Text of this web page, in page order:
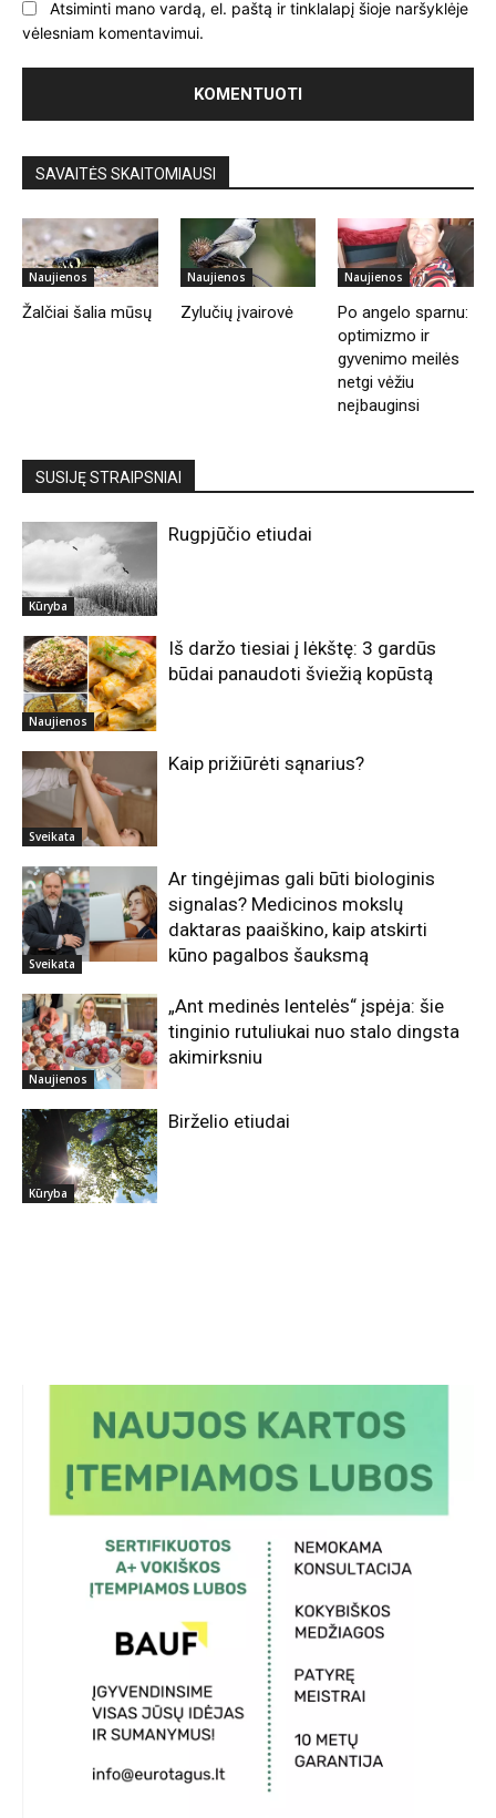
Atsiminti mano vardą, el. paštą ir tinklalapį šioje naršyklėje
vėlesniam komentavimui.
SAVAITĖS SKAITOMIAUSI
Naujienos
Žalčiai šalia mūsų
Naujienos
Zylučių įvairovė
Naujienos
Po angelo sparnu:
optimizmo ir
gyvenimo meilės
netgi vėžiu
neįbauginsi
SUSIJĘ STRAIPSNIAI
Kūryba
Rugpjūčio etiudai
Naujienos
Iš daržo tiesiai į lėkštę: 3 gardūs
būdai panaudoti šviežią kopūstą
Sveikata
Kaip prižiūrėti sąnarius?
Sveikata
Ar tingėjimas gali būti biologinis
signalas? Medicinos mokslų
daktaras paaiškino, kaip atskirti
kūno pagalbos šauksmą
Naujienos
„Ant medinės lentelės“ įspėja: šie
tinginio rutuliukai nuo stalo dingsta
akimirksniu
Kūryba
Birželio etiudai